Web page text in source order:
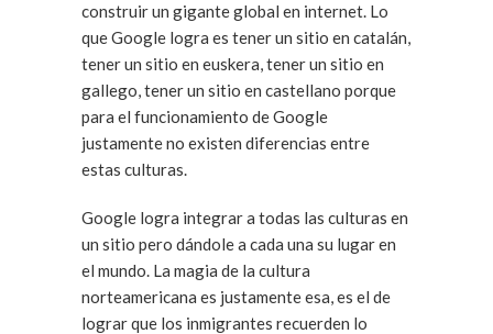
construir un gigante global en internet. Lo
que Google logra es tener un sitio en catalán,
tener un sitio en euskera, tener un sitio en
gallego, tener un sitio en castellano porque
para el funcionamiento de Google
justamente no existen diferencias entre
estas culturas.
Google logra integrar a todas las culturas en
un sitio pero dándole a cada una su lugar en
el mundo. La magia de la cultura
norteamericana es justamente esa, es el de
lograr que los inmigrantes recuerden lo